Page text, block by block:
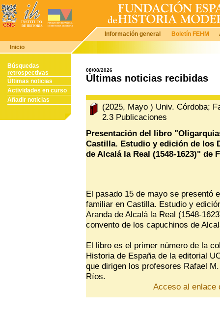
Información general Boletín FEHM
Inicio
Búsquedas
retrospectivas
Últimas noticias
Actividades en curso
Añadir noticias
08/08/2026
Últimas noticias recibidas
(2025, Mayo ) Univ. Córdoba;
2.3 Publicaciones
Presentación del libro
Castilla. Estudio y edición de los
de Alcalá la Real (1548-1623)" de
El pasado 15 de mayo se presentó
familiar en Castilla. Estudio y
Aranda de Alcalá la Real (1548-
convento de los capuchinos de
El libro es el primer número de la
Historia de España de la editorial
que dirigen los profesores Rafael
Ríos.
Acceso al enlace